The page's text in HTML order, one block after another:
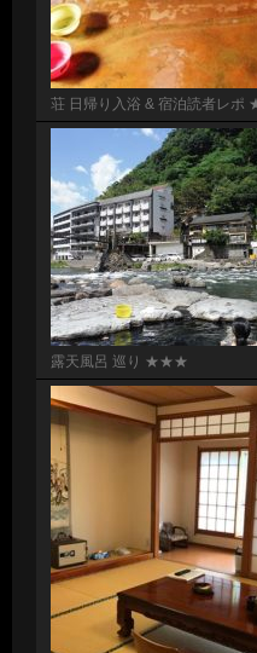
荘 日帰り入浴 & 宿泊読者レ
露天風呂 巡り ★★★